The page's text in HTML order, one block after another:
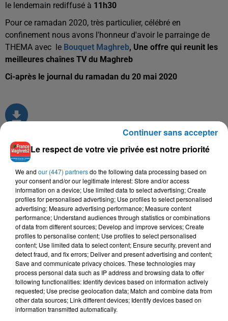
le lendemain rediffusé à 11h30
Pour ce ramadan 2020, très particulier, célébré en
confinement nous avons l'honneur d'avoir le parrainge de
THEMA avec le Bouquet Maghreb, Une offre qui reunit les
meilleures chaînes TV du Maghreb
Ci-après le journal du ramadan du 20 mai 2020
TITRES DIFFUSÉS
18h12
18h12
ZAHOUANIA
Taleb
18h09
18h09
SAMAD, RDB
Wilkoum
18h05
18h05
BILEL TACCHINI, KAYNA
SAMET
Ena Wiyek
Le respect de votre vie privée est notre priorité
We and our (447) partnersdo the following data processing based on
your consent and/or our legitimate interest: Store and/or access
information on a device; Use limited data to select advertising; Create
profiles for personalised advertising; Use profiles to select personalised
advertising; Measure advertising performance; Measure content
performance; Understand audiences through statistics or combinations
of data from different sources; Develop and improve services; Create
profiles to personalise content; Use profiles to select personalised
content; Use limited data to select content; Ensure security, prevent and
detect fraud, and fix errors; Deliver and present advertising and content;
Save and communicate privacy choices. These technologies may
process personal data such as IP address and browsing data to offer
following functionalities: Identify devices based on information actively
requested; Use precise geolocation data; Match and combine data from
other data sources; Link different devices; Identify devices based on
information transmitted automatically.
Continuer sans accepter